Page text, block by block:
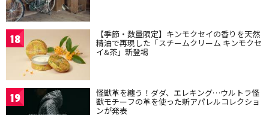
18 【季節・数量限定】キンモクセイの香りを天然
精油で再現した「スチームクリーム キンモクセ
イ&茶」新登場
19 怪獣革を纏う！ダダ、エレキング…ウルトラ怪
獣モチーフの革を使った新アパレルコレクショ
ンが発表